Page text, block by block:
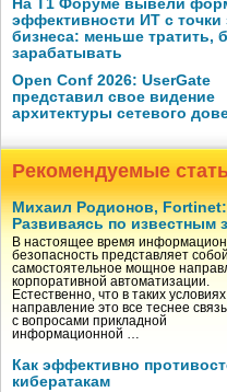
На Т1 Форуме вывели
эффективности ИТ с точки
бизнеса: меньше тратить,
зарабатывать
Open Conf 2026: UserGate
представил свое видение
архитектуры сетевого
Рекомендуемые
Михаил Родионов, Fortinet:
Развиваясь по известным
В настоящее время
безопасность представляет
самостоятельное мощное
корпоративной автоматизации.
Естественно, что в таких условиях
направление это все теснее
с вопросами прикладной
информационной …
Как эффективно
кибератакам